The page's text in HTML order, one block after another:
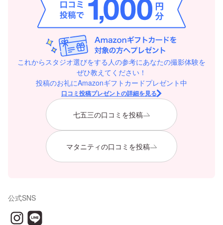
これからスタジオ選びをする人の参考にあなたの撮影体験を
ぜひ教えてください！
投稿のお礼にAmazonギフトカードプレゼント中
口コミ投稿プレゼントの詳細を見る
七五三の口コミを投稿
マタニティの口コミを投稿
公式SNS